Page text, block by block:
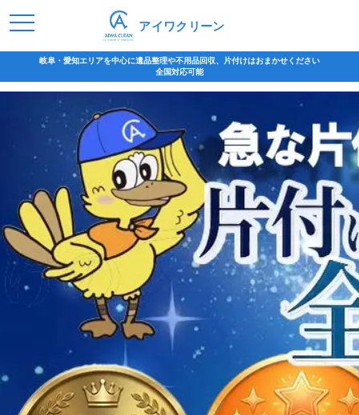
アイワクリーン